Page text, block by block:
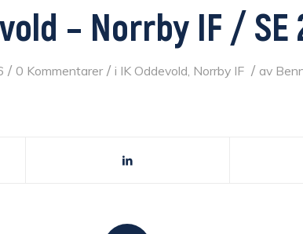
– Norrby IF / SE
/ 0 Kommentarer / i IK Oddevold, Norrby IF / av